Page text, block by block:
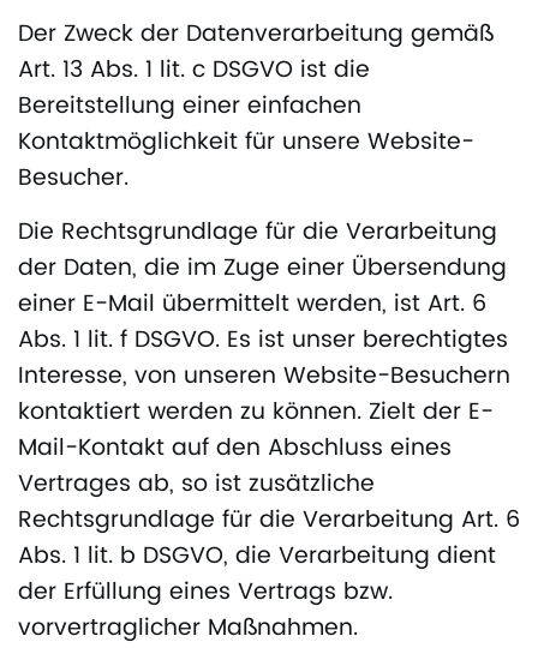
Der Zweck der Datenverarbeitung gemäß
Art. 13 Abs. 1 lit. c DSGVO ist die
Bereitstellung einer einfachen
Kontaktmöglichkeit für unsere Website-
Besucher.
Die Rechtsgrundlage für die Verarbeitung
der Daten, die im Zuge einer Übersendung
einer E-Mail übermittelt werden, ist Art. 6
Abs. 1 lit. f DSGVO. Es ist unser berechtigtes
Interesse, von unseren Website-Besuchern
kontaktiert werden zu können. Zielt der E-
Mail-Kontakt auf den Abschluss eines
Vertrages ab, so ist zusätzliche
Rechtsgrundlage für die Verarbeitung Art. 6
Abs. 1 lit. b DSGVO, die Verarbeitung dient
der Erfüllung eines Vertrags bzw.
vorvertraglicher Maßnahmen.